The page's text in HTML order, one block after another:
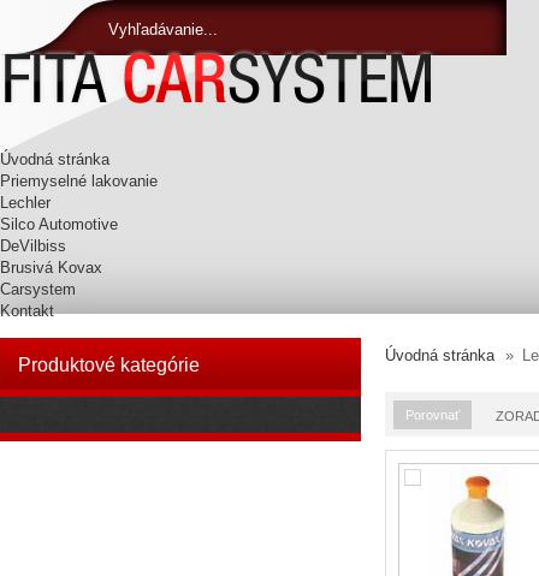
Vyhľadávanie...
Úvodná stránka
Priemyselné lakovanie
Lechler
Silco Automotive
DeVilbiss
Brusivá Kovax
Carsystem
Kontakt
Produktové kategórie Úvodná stránka »